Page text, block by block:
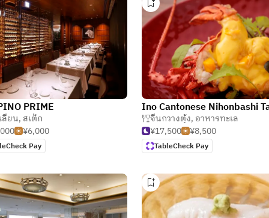
PRIME
ลียน, สเต็ก
¥6,000
Pay
Ino Cantonese Nihonbashi
จีนกวางตุ้ง, อาหารทะเล
¥17,500
¥8,500
TableCheck Pay